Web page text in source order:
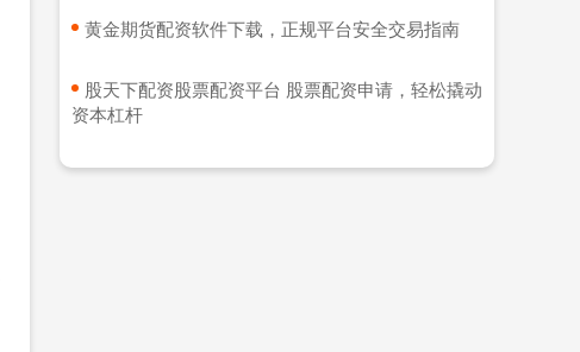
​黄金期货配资软件下载，正规平台安全交易指南
​股天下配资股票配资平台 股票配资申请，轻松撬动
资本杠杆